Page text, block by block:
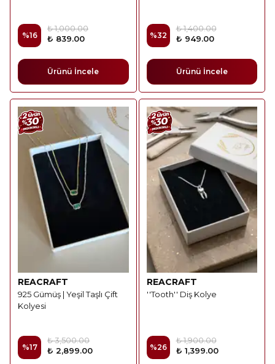
%16
₺ 1,000.00
₺ 839.00
Ürünü İncele
%32
₺ 1,400.00
₺ 949.00
Ürünü İncele
REACRAFT
925 Gümüş | Yeşil Taşlı Çift
Kolyesi
%17
₺ 3,500.00
₺ 2,899.00
REACRAFT
''Tooth'' Diş Kolye
%26
₺ 1,900.00
₺ 1,399.00